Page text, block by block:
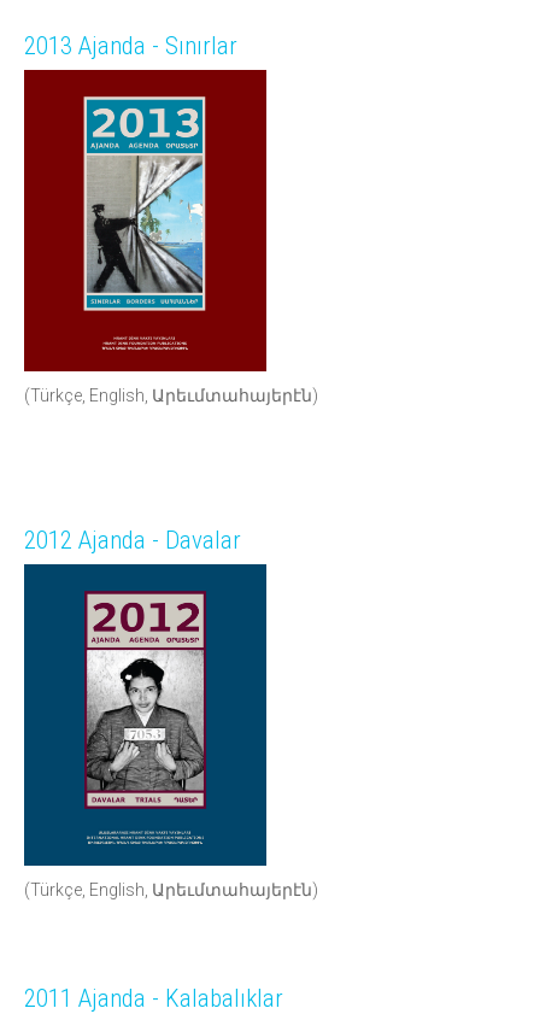
2013 Ajanda - Sınırlar
(Türkçe, English, Արեւմտահայերէն)
2012 Ajanda - Davalar
(Türkçe, English, Արեւմտահայերէն)
2011 Ajanda - Kalabalıklar